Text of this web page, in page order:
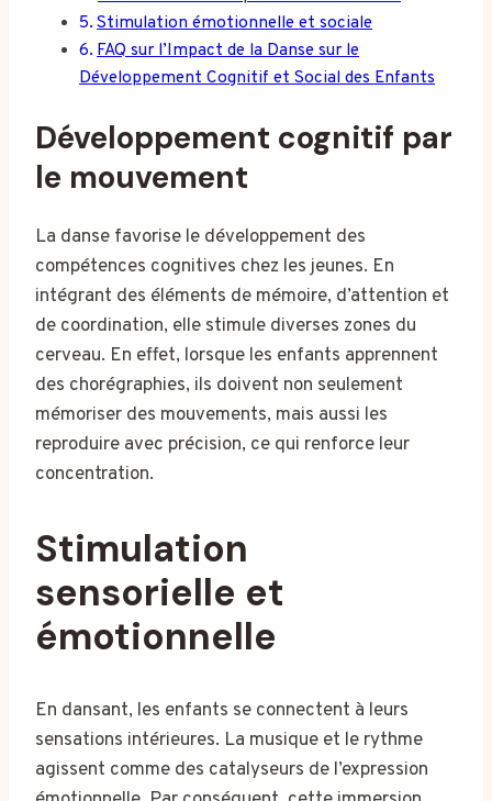
Stimulation émotionnelle et sociale
FAQ sur l’Impact de la Danse sur le
Développement Cognitif et Social des Enfants
Développement cognitif par
le mouvement
La danse favorise le développement des
compétences cognitives chez les jeunes. En
intégrant des éléments de mémoire, d’attention et
de coordination, elle stimule diverses zones du
cerveau. En effet, lorsque les enfants apprennent
des chorégraphies, ils doivent non seulement
mémoriser des mouvements, mais aussi les
reproduire avec précision, ce qui renforce leur
concentration.
Stimulation
sensorielle et
émotionnelle
En dansant, les enfants se connectent à leurs
sensations intérieures. La musique et le rythme
agissent comme des catalyseurs de l’expression